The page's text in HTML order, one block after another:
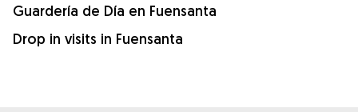
Guardería de Día en Fuensanta
Drop in visits in Fuensanta